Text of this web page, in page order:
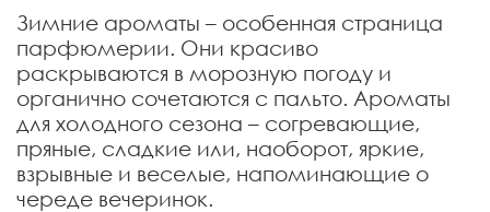
Зимние ароматы – особенная страница
парфюмерии. Они красиво
раскрываются в морозную погоду и
органично сочетаются с пальто. Ароматы
для холодного сезона – согревающие,
пряные, сладкие или, наоборот, яркие,
взрывные и веселые, напоминающие о
череде вечеринок.